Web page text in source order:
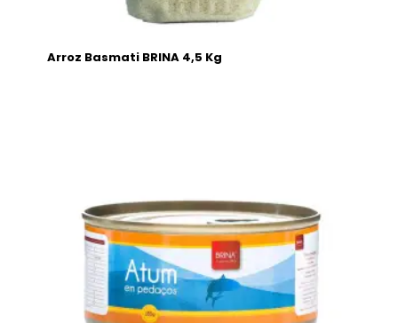
Arroz Basmati BRINA 4,5 Kg